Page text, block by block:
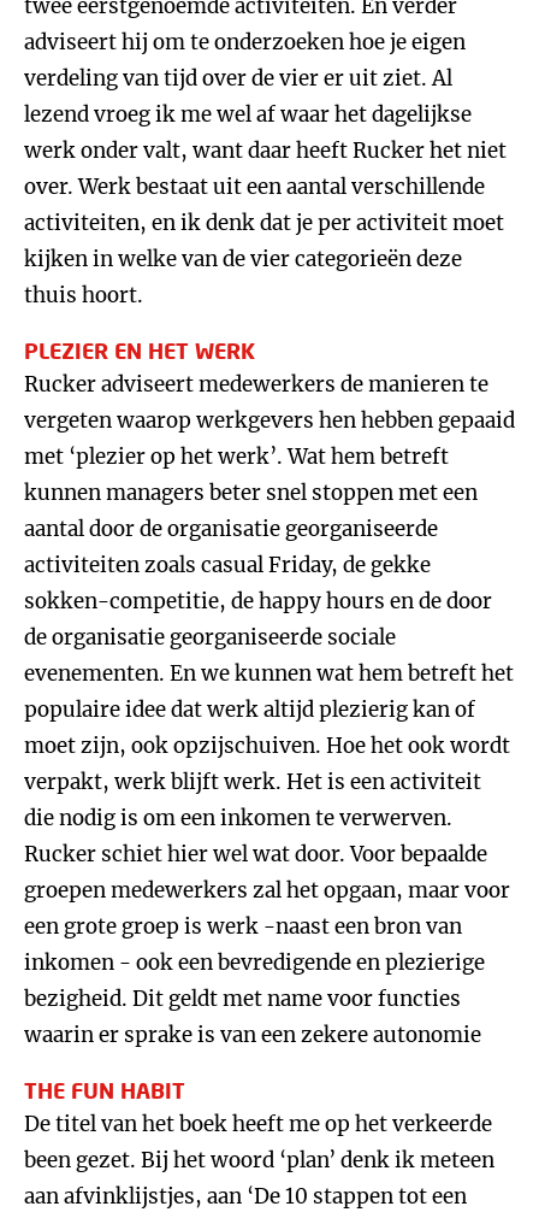
twee eerstgenoemde activiteiten. En verder
adviseert hij om te onderzoeken hoe je eigen
verdeling van tijd over de vier er uit ziet. Al
lezend vroeg ik me wel af waar het dagelijkse
werk onder valt, want daar heeft Rucker het niet
over. Werk bestaat uit een aantal verschillende
activiteiten, en ik denk dat je per activiteit moet
kijken in welke van de vier categorieën deze
thuis hoort.
PLEZIER EN HET WERK
Rucker adviseert medewerkers de manieren te
vergeten waarop werkgevers hen hebben gepaaid
met ‘plezier op het werk’. Wat hem betreft
kunnen managers beter snel stoppen met een
aantal door de organisatie georganiseerde
activiteiten zoals casual Friday, de gekke
sokken-competitie, de happy hours en de door
de organisatie georganiseerde sociale
evenementen. En we kunnen wat hem betreft het
populaire idee dat werk altijd plezierig kan of
moet zijn, ook opzijschuiven. Hoe het ook wordt
verpakt, werk blijft werk. Het is een activiteit
die nodig is om een inkomen te verwerven.
Rucker schiet hier wel wat door. Voor bepaalde
groepen medewerkers zal het opgaan, maar voor
een grote groep is werk -naast een bron van
inkomen - ook een bevredigende en plezierige
bezigheid. Dit geldt met name voor functies
waarin er sprake is van een zekere autonomie
THE FUN HABIT
De titel van het boek heeft me op het verkeerde
been gezet. Bij het woord ‘plan’ denk ik meteen
aan afvinklijstjes, aan ‘De 10 stappen tot een